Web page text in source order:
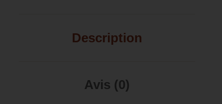
Description
Avis (0)